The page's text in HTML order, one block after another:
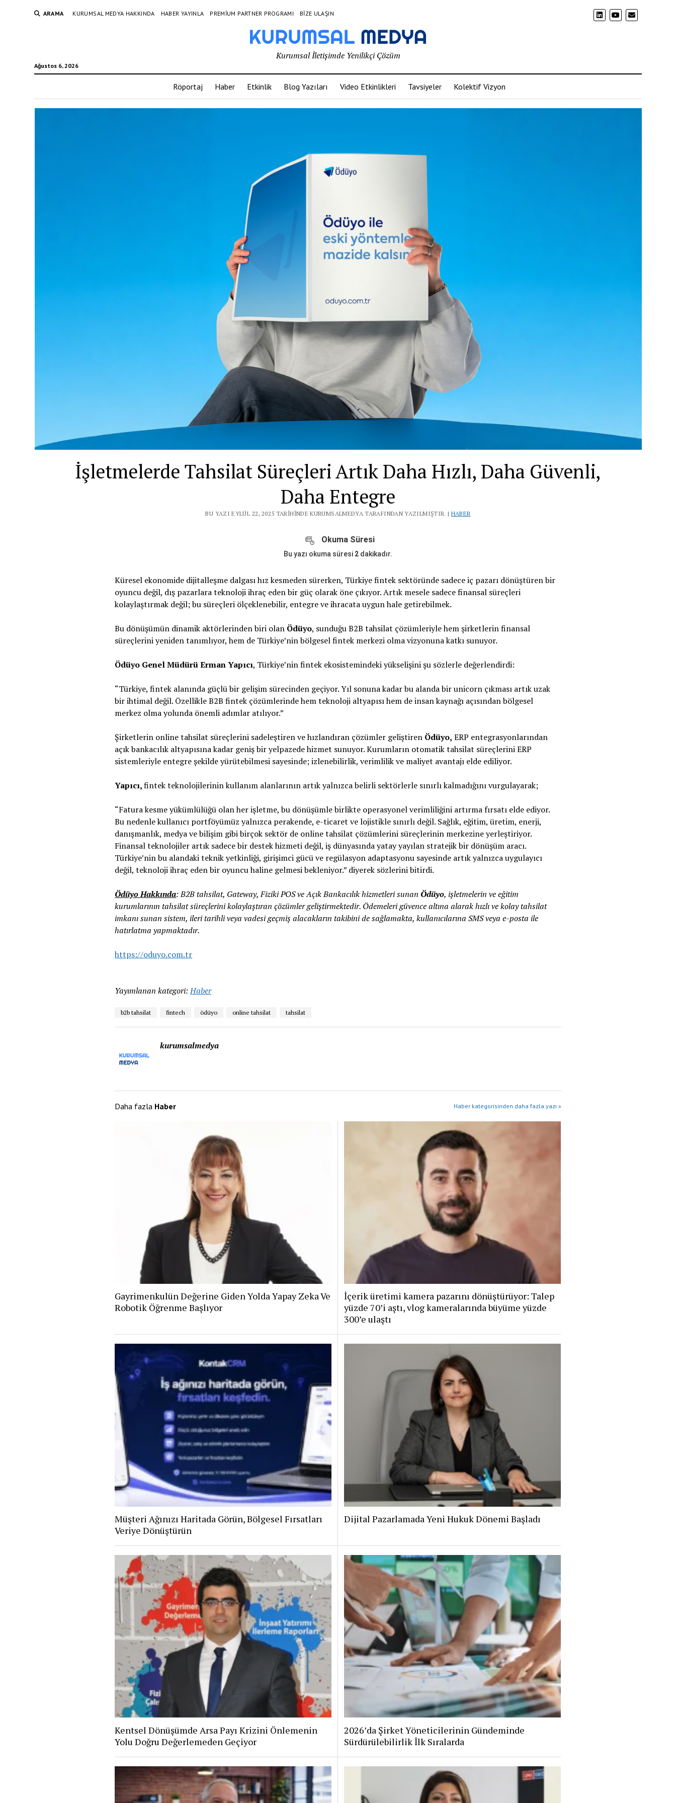
ARAMA KURUMSAL MEDYA HAKKINDA HABER YAYINLA PREMIUM PARTNER PROGRAMI BIZE ULAŞIN
Ağustos 6, 2026
Kurumsal İletişimde Yenilikçi Çözüm
Röportaj Haber Etkinlik Blog Yazıları Video Etkinlikleri Tavsiyeler Kolektif Vizyon
İşletmelerde Tahsilat Süreçleri Artık Daha Hızlı, Daha Güvenli,
Daha Entegre
BU YAZI EYLÜL 22, 2025 TARIHINDE KURUMSALMEDYA TARAFINDAN YAZILMIŞTIR. | HABER
Okuma Süresi
Bu yazı okuma süresi 2 dakikadır.
Küresel ekonomide dijitalleşme dalgası hız kesmeden sürerken, Türkiye fintek sektöründe sadece iç pazarı dönüştüren bir
oyuncu değil, dış pazarlara teknoloji ihraç eden bir güç olarak öne çıkıyor. Artık mesele sadece finansal süreçleri
kolaylaştırmak değil; bu süreçleri ölçeklenebilir, entegre ve ihracata uygun hale getirebilmek.
Bu dönüşümün dinamik aktörlerinden biri olan Ödüyo, sunduğu B2B tahsilat çözümleriyle hem şirketlerin finansal
süreçlerini yeniden tanımlıyor, hem de Türkiye’nin bölgesel fintek merkezi olma vizyonuna katkı sunuyor.
Ödüyo Genel Müdürü Erman Yapıcı, Türkiye’nin fintek ekosistemindeki yükselişini şu sözlerle değerlendirdi:
“Türkiye, fintek alanında güçlü bir gelişim sürecinden geçiyor. Yıl sonuna kadar bu alanda bir unicorn çıkması artık uzak
bir ihtimal değil. Özellikle B2B fintek çözümlerinde hem teknoloji altyapısı hem de insan kaynağı açısından bölgesel
merkez olma yolunda önemli adımlar atılıyor.”
Şirketlerin online tahsilat süreçlerini sadeleştiren ve hızlandıran çözümler geliştiren Ödüyo, ERP entegrasyonlarından
açık bankacılık altyapısına kadar geniş bir yelpazede hizmet sunuyor. Kurumların otomatik tahsilat süreçlerini ERP
sistemleriyle entegre şekilde yürütebilmesi sayesinde; izlenebilirlik, verimlilik ve maliyet avantajı elde ediliyor.
Yapıcı,fintek teknolojilerinin kullanım alanlarının artık yalnızca belirli sektörlerle sınırlı kalmadığını vurgulayarak;
“Fatura kesme yükümlülüğü olan her işletme, bu dönüşümle birlikte operasyonel verimliliğini artırma fırsatı elde ediyor.
Bu nedenle kullanıcı portföyümüz yalnızca perakende, e-ticaret ve lojistikle sınırlı değil. Sağlık, eğitim, üretim, enerji,
danışmanlık, medya ve bilişim gibi birçok sektör de online tahsilat çözümlerini süreçlerinin merkezine yerleştiriyor.
Finansal teknolojiler artık sadece bir destek hizmeti değil, iş dünyasında yatay yayılan stratejik bir dönüşüm aracı.
Türkiye’nin bu alandaki teknik yetkinliği, girişimci gücü ve regülasyon adaptasyonu sayesinde artık yalnızca uygulayıcı
değil, teknoloji ihraç eden bir oyuncu haline gelmesi bekleniyor.” diyerek sözlerini bitirdi.
Ödüyo Hakkında: B2B tahsilat, Gateway, Fiziki POS ve Açık Bankacılık hizmetleri sunan Ödüyo, işletmelerin ve eğitim
kurumlarının tahsilat süreçlerini kolaylaştıran çözümler geliştirmektedir. Ödemeleri güvence altına alarak hızlı ve kolay tahsilat
imkanı sunan sistem, ileri tarihli veya vadesi geçmiş alacakların takibini de sağlamakta, kullanıcılarına SMS veya e-posta ile
hatırlatma yapmaktadır.
https://oduyo.com.tr
Yayımlanan kategori: Haber
b2b tahsilat fintech ödüyo online tahsilat tahsilat
kurumsalmedya
Daha fazla Haber Haber kategorisinden daha fazla yazı »
Gayrimenkulün Değerine Giden Yolda Yapay Zeka Ve
Robotik Öğrenme Başlıyor
İçerik üretimi kamera pazarını dönüştürüyor: Talep
yüzde 70’i aştı, vlog kameralarında büyüme yüzde
300’e ulaştı
Müşteri Ağınızı Haritada Görün, Bölgesel Fırsatları
Veriye Dönüştürün
Dijital Pazarlamada Yeni Hukuk Dönemi Başladı
Kentsel Dönüşümde Arsa Payı Krizini Önlemenin
Yolu Doğru Değerlemeden Geçiyor
2026’da Şirket Yöneticilerinin Gündeminde
Sürdürülebilirlik İlk Sıralarda